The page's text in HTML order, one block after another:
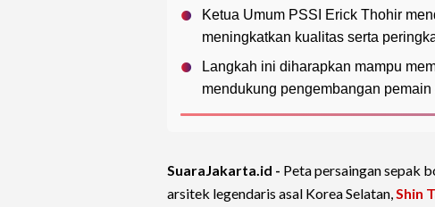
Ketua Umum PSSI Erick Thohir
meningkatkan kualitas serta
Langkah ini diharapkan mampu
mendukung pengembangan
SuaraJakarta.id - Peta persaingan sepak
arsitek legendaris asal Korea Selatan,Shin